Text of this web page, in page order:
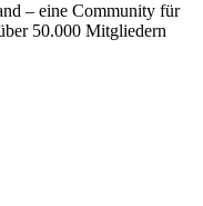
– eine Community für
50.000 Mitgliedern